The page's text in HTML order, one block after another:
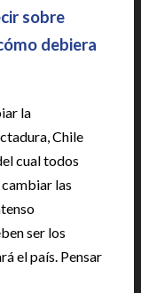
sobre
debiera
la
Chile
cual todos
las
ser los
el país. Pensar